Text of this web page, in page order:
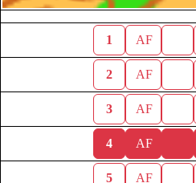
1 AF
2 AF
3 AF
4 AF
5 AF